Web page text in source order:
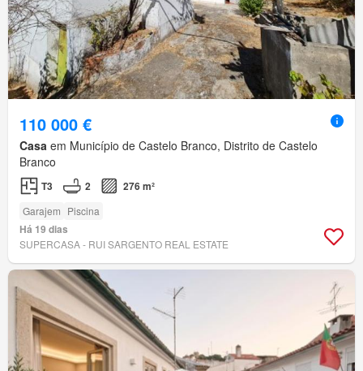
110 000 €
Casa em Município de Castelo Branco, Distrito de Castelo
Branco
T3 2 276 m²
Garajem Piscina
Há 19 dias
SUPERCASA - RUI SARGENTO REAL ESTATE